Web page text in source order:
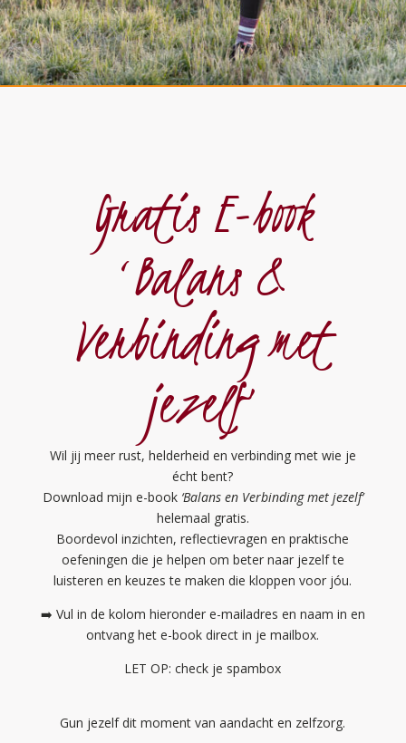
Gratis E-book
‘Balans &
Verbinding met
jezelf’
Wil jij meer rust, helderheid en verbinding met wie je
écht bent?
Download mijn e-book ‘Balans en Verbinding met jezelf’
helemaal gratis.
Boordevol inzichten, reflectievragen en praktische
oefeningen die je helpen om beter naar jezelf te
luisteren en keuzes te maken die kloppen voor jóu.
➡️ Vul in de kolom hieronder e-mailadres en naam in en
ontvang het e-book direct in je mailbox.
LET OP: check je spambox
Gun jezelf dit moment van aandacht en zelfzorg.